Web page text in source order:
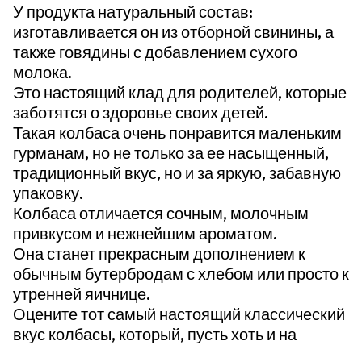
У продукта натуральный состав:
изготавливается он из отборной свинины, а
также говядины с добавлением сухого
молока.
Это настоящий клад для родителей, которые
заботятся о здоровье своих детей.
Такая колбаса очень понравится маленьким
гурманам, но не только за ее насыщенный,
традиционный вкус, но и за яркую, забавную
упаковку.
Колбаса отличается сочным, молочным
привкусом и нежнейшим ароматом.
Она станет прекрасным дополнением к
обычным бутербродам с хлебом или просто к
утренней яичнице.
Оцените тот самый настоящий классический
вкус колбасы, который, пусть хоть и на